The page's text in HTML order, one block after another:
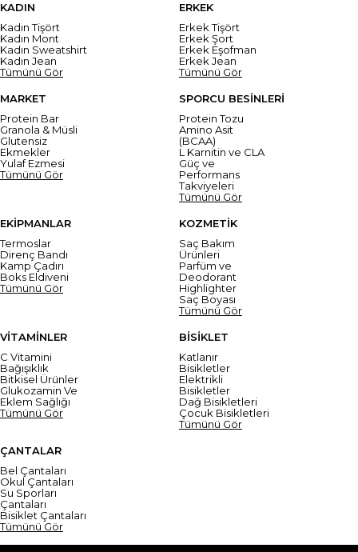
KADIN
Kadın Tişört
Kadın Mont
Kadın Sweatshirt
Kadın Jean
Tümünü Gör
ERKEK
Erkek Tişört
Erkek Şort
Erkek Eşofman
Erkek Jean
Tümünü Gör
MARKET
Protein Bar
Granola & Müsli
Glutensiz
Ekmekler
Yulaf Ezmesi
Tümünü Gör
SPORCU BESİNLERİ
Protein Tozu
Amino Asit
(BCAA)
L Karnitin ve CLA
Güç ve
Performans
Takviyeleri
Tümünü Gör
EKİPMANLAR
Termoslar
Direnç Bandı
Kamp Çadırı
Boks Eldiveni
Tümünü Gör
KOZMETİK
Saç Bakım
Ürünleri
Parfüm ve
Deodorant
Highlighter
Saç Boyası
Tümünü Gör
VİTAMİNLER
C Vitamini
Bağışıklık
Bitkisel Ürünler
Glukozamin Ve
Eklem Sağlığı
Tümünü Gör
BİSİKLET
Katlanır
Bisikletler
Elektrikli
Bisikletler
Dağ Bisikletleri
Çocuk Bisikletleri
Tümünü Gör
ÇANTALAR
Bel Çantaları
Okul Çantaları
Su Sporları
Çantaları
Bisiklet Çantaları
Tümünü Gör